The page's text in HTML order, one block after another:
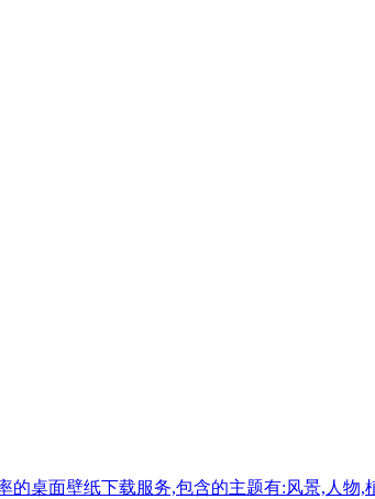
桌面壁纸下载服务,包含的主题有:风景,人